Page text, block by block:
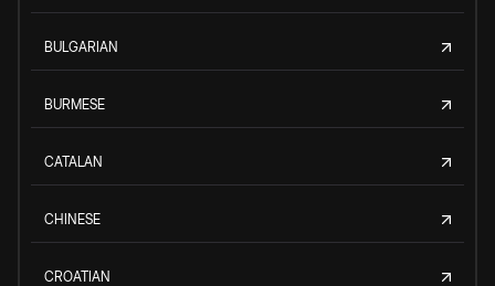
BULGARIAN
BURMESE
CATALAN
CHINESE
CROATIAN